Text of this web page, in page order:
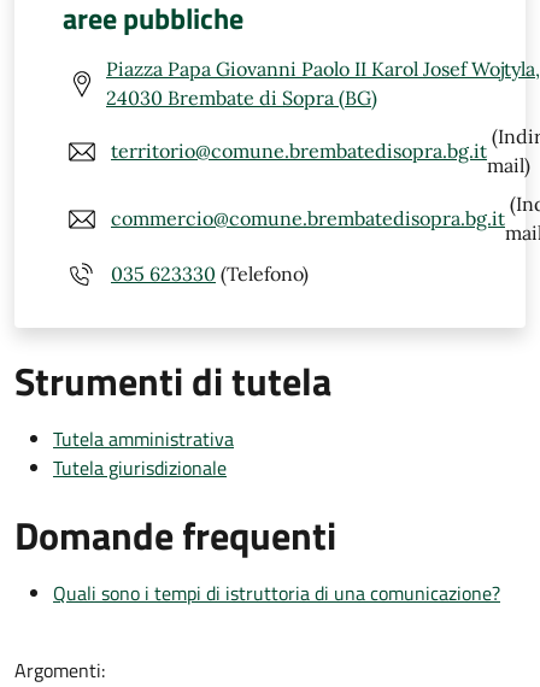
aree pubbliche
Piazza Papa Giovanni Paolo II Karol Josef
24030 Brembate di Sopra (BG)
territorio@comune.brembatedisopra.bg.it
mail)
commercio@comune.brembatedisopra.bg.it
035 623330 (Telefono)
Strumenti di tutela
Tutela amministrativa
Tutela giurisdizionale
Domande frequenti
Quali sono i tempi di istruttoria di una comunicazione?
Argomenti: